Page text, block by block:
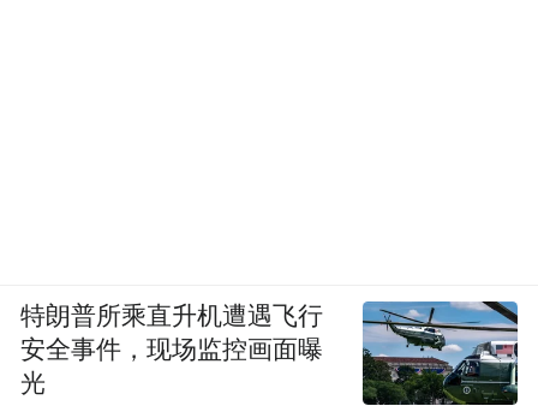
特朗普所乘直升机遭遇飞行
安全事件，现场监控画面曝
光